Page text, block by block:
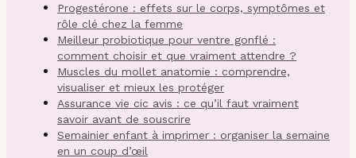
Progestérone : effets sur le corps, symptômes et
rôle clé chez la femme
Meilleur probiotique pour ventre gonflé :
comment choisir et que vraiment attendre ?
Muscles du mollet anatomie : comprendre,
visualiser et mieux les protéger
Assurance vie cic avis : ce qu’il faut vraiment
savoir avant de souscrire
Semainier enfant à imprimer : organiser la semaine
en un coup d’œil